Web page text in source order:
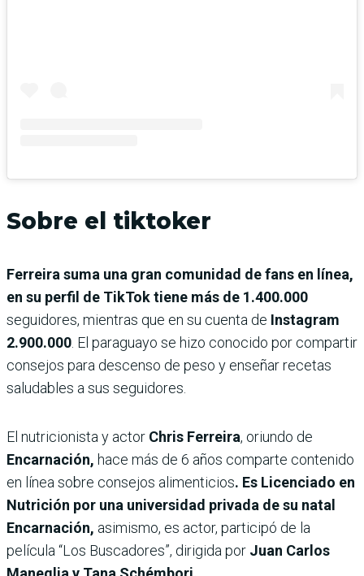
Sobre el tiktoker
Ferreira suma una gran comunidad de fans en línea,
en su perfil de TikTok tiene más de 1.400.000
seguidores, mientras que en su cuenta de Instagram
2.900.000. El paraguayo se hizo conocido por compartir
consejos para descenso de peso y enseñar recetas
saludables a sus seguidores.
El nutricionista y actor Chris Ferreira, oriundo de
Encarnación, hace más de 6 años comparte contenido
en línea sobre consejos alimenticios. Es Licenciado en
Nutrición por una universidad privada de su natal
Encarnación, asimismo, es actor, participó de la
película “Los Buscadores”, dirigida por Juan Carlos